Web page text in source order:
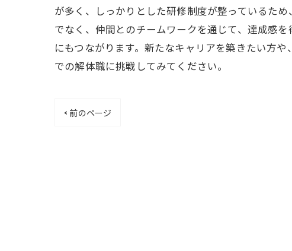
が多く、しっかりとした研修制度が整っているた
でなく、仲間とのチームワークを通じて、達成感
にもつながります。新たなキャリアを築きたい方
での解体職に挑戦してみてください。
< 前のページ